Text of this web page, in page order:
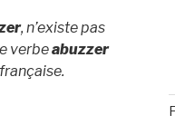
, n’existe pas
verbeabuzzer